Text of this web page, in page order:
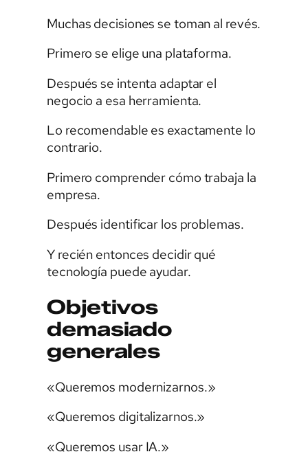
Muchas decisiones se toman al revés.
Primero se elige una plataforma.
Después se intenta adaptar el
negocio a esa herramienta.
Lo recomendable es exactamente lo
contrario.
Primero comprender cómo trabaja la
empresa.
Después identificar los problemas.
Y recién entonces decidir qué
tecnología puede ayudar.
Objetivos
demasiado
generales
«Queremos modernizarnos.»
«Queremos digitalizarnos.»
«Queremos usar IA.»